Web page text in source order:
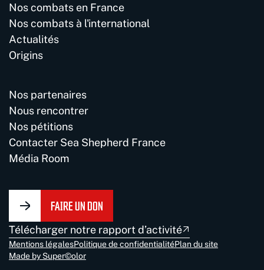
Nos combats en France
Nos combats à l'international
Actualités
Origins
Nos partenaires
Nous rencontrer
Nos pétitions
Contacter Sea Shepherd France
Média Room
FAIRE UN DON
Télécharger notre rapport d’activité
Mentions légalesPolitique de confidentialitéPlan du site
Made by Super©olor